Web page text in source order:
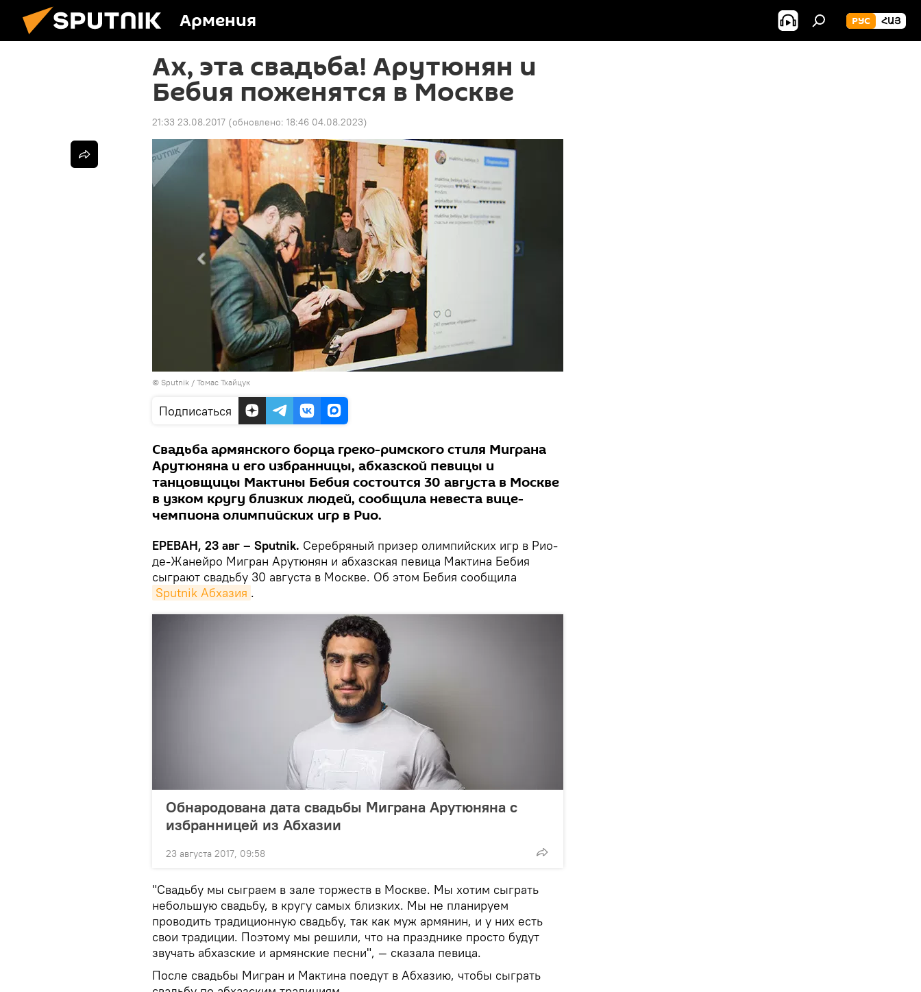
Армения РУС ՀԱՅ
Ах, эта свадьба! Арутюнян и
Бебия поженятся в Москве
21:33 23.08.2017 (обновлено: 18:46 04.08.2023)
© Sputnik / Томас Тхайцук
Подписаться
Свадьба армянского борца греко-римского стиля Миграна
Арутюняна и его избранницы, абхазской певицы и
танцовщицы Мактины Бебия состоится 30 августа в Москве
в узком кругу близких людей, сообщила невеста вице-
чемпиона олимпийских игр в Рио.
ЕРЕВАН, 23 авг – Sputnik. Серебряный призер олимпийских игр в Рио-
де-Жанейро Мигран Арутюнян и абхазская певица Мактина Бебия
сыграют свадьбу 30 августа в Москве. Об этом Бебия сообщила
Sputnik Абхазия .
Обнародована дата свадьбы Миграна Арутюняна с
избранницей из Абхазии
23 августа 2017, 09:58
"Свадьбу мы сыграем в зале торжеств в Москве. Мы хотим сыграть
небольшую свадьбу, в кругу самых близких. Мы не планируем
проводить традиционную свадьбу, так как муж армянин, и у них есть
свои традиции. Поэтому мы решили, что на празднике просто будут
звучать абхазские и армянские песни", — сказала певица.
После свадьбы Мигран и Мактина поедут в Абхазию, чтобы сыграть